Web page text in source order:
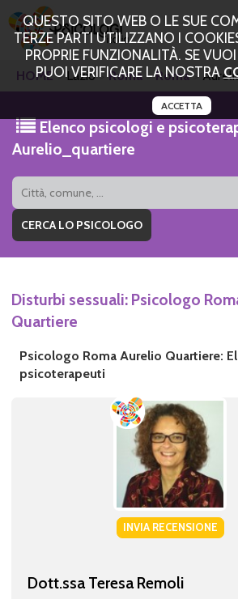
QUESTO SITO WEB O LE SUE
TERZE PARTI UTILIZZANO I
PROPRIE FUNZIONALITÀ. SE
PUOI VERIFICARE LA NOSTRA
ACCETTA
HOME Lazio Roma Roma
Elenco psicologi e
Aurelio_quartiere
Disturbi sessuali: Psicologo
Quartiere
Psicologo Roma Aurelio Quartiere:
psicoterapeuti
INVIA RECENSIONE
Dott.ssa Teresa Remoli